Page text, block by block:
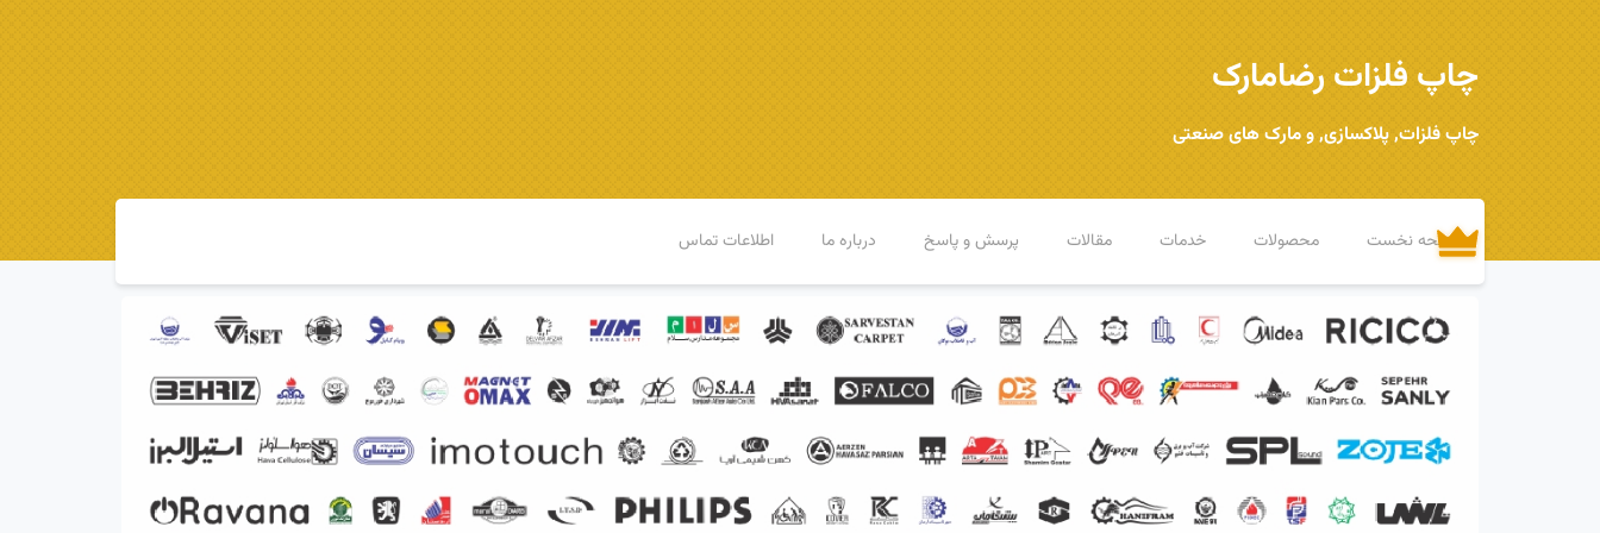
چاپ فلزات رضامارک
چاپ فلزات, پلاکسازی, و مارک های صنعتی
صفحه نخست محصولات خدمات مقالات پرسش و پاسخ درباره ما اطلاعات تماس